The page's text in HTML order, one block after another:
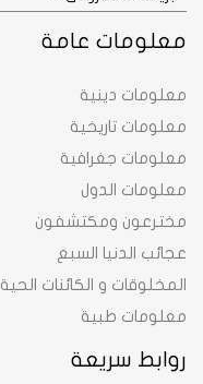
روابط سريعة
معلومات عامة
معلومات دينية
معلومات تاريخية
معلومات جغرافية
معلومات الدول
مخترعون ومكتشفون
عجائب الدنيا السبع
المخلوقات و الكائنات الحية
معلومات طبية